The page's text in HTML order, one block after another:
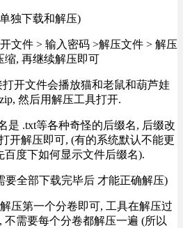
独下载和解压)
文件 > 输入密码 >解压文件 > 解压
缩, 再继续解压即可
打开文件会播放猫和老鼠和葫芦娃
然后用解压工具打开.
是 .txt等各种奇怪的后缀名, 后缀改
开解压即可, (有的系统默认不能更
度下如何显示文件后缀名).
要全部下载完毕后 才能正确解压)
压第一个分卷即可, 工具在解压过
需要每个分卷都解压一遍 (所以